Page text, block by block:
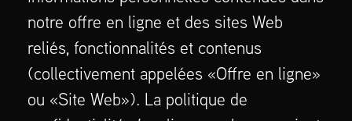
notre offre en ligne et des sites Web
reliés, fonctionnalités et contenus
(collectivement appelées «Offre en ligne»
ou «Site Web»). La politique de